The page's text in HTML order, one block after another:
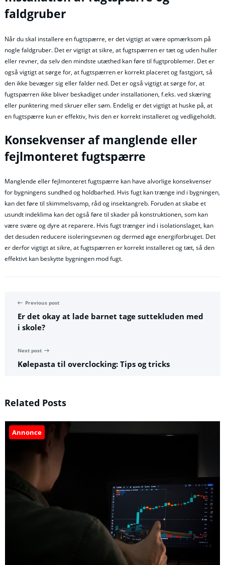
faldgruber
Når du skal installere en fugtspærre, er det vigtigt at være opmærksom på
nogle faldgruber. Det er vigtigt at sikre, at fugtspærren er tæt og uden huller
eller revner, da selv den mindste utæthed kan føre til fugtproblemer. Det er
også vigtigt at sørge for, at fugtspærren er korrekt placeret og fastgjort, så
den ikke bevæger sig eller falder ned. Det er også vigtigt at sørge for, at
fugtspærren ikke bliver beskadiget under installationen, f.eks. ved skæring
eller punktering med skruer eller søm. Endelig er det vigtigt at huske på, at
en fugtspærre kun er effektiv, hvis den er korrekt installeret og vedligeholdt.
Konsekvenser af manglende eller
fejlmonteret fugtspærre
Manglende eller fejlmonteret fugtspærre kan have alvorlige konsekvenser
for bygningens sundhed og holdbarhed. Hvis fugt kan trænge ind i bygningen,
kan det føre til skimmelsvamp, råd og insektangreb. Foruden at skabe et
usundt indeklima kan det også føre til skader på konstruktionen, som kan
være svære og dyre at reparere. Hvis fugt trænger ind i isolationslaget, kan
det desuden reducere isoleringsevnen og dermed øge energiforbruget. Det
er derfor vigtigt at sikre, at fugtspærren er korrekt installeret og tæt, så den
effektivt kan beskytte bygningen mod fugt.
Previous post
Er det okay at lade barnet tage suttekluden med
i skole?
Next post
Kølepasta til overclocking: Tips og tricks
Related Posts
Annonce